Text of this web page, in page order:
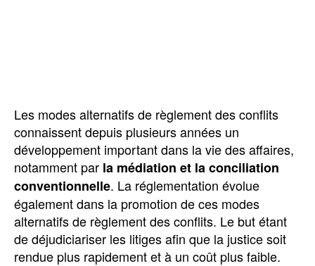
Les modes alternatifs de règlement des conflits
connaissent depuis plusieurs années un
développement important dans la vie des affaires,
notamment par la médiation et laconciliation
conventionnelle. La réglementation évolue
également dans la promotion de ces modes
alternatifs de règlement des conflits. Le but étant
de déjudiciariser les litiges afin que la justice soit
rendue plus rapidement et à un coût plus faible.